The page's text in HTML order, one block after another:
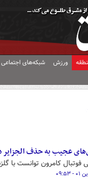
ورزش شبکه‌های اجتماعی
عجیب به حذف الجزایر در دقیقه
کامرون توانست با گلزنی در